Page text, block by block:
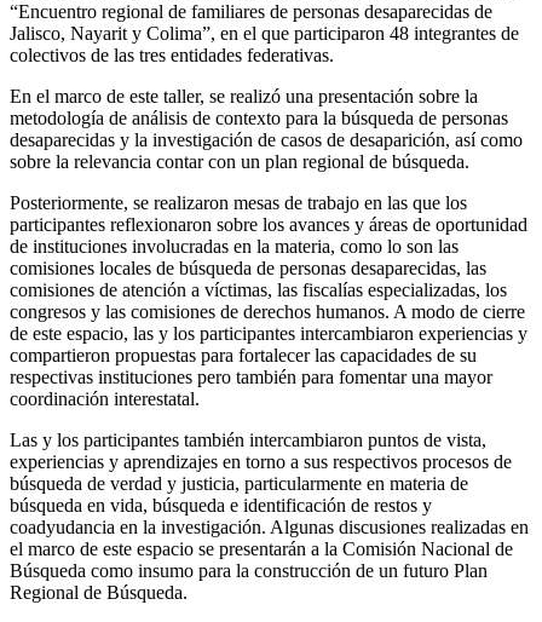
“Encuentro regional de familiares de personas desaparecidas de
Jalisco, Nayarit y Colima”, en el que participaron 48 integrantes de
colectivos de las tres entidades federativas.
En el marco de este taller, se realizó una presentación sobre la
metodología de análisis de contexto para la búsqueda de personas
desaparecidas y la investigación de casos de desaparición, así como
sobre la relevancia contar con un plan regional de búsqueda.
Posteriormente, se realizaron mesas de trabajo en las que los
participantes reflexionaron sobre los avances y áreas de oportunidad
de instituciones involucradas en la materia, como lo son las
comisiones locales de búsqueda de personas desaparecidas, las
comisiones de atención a víctimas, las fiscalías especializadas, los
congresos y las comisiones de derechos humanos. A modo de cierre
de este espacio, las y los participantes intercambiaron experiencias y
compartieron propuestas para fortalecer las capacidades de su
respectivas instituciones pero también para fomentar una mayor
coordinación interestatal.
Las y los participantes también intercambiaron puntos de vista,
experiencias y aprendizajes en torno a sus respectivos procesos de
búsqueda de verdad y justicia, particularmente en materia de
búsqueda en vida, búsqueda e identificación de restos y
coadyudancia en la investigación. Algunas discusiones realizadas en
el marco de este espacio se presentarán a la Comisión Nacional de
Búsqueda como insumo para la construcción de un futuro Plan
Regional de Búsqueda.